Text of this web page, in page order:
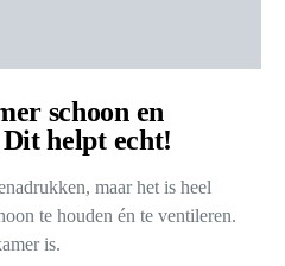
schoon en
helpt echt!
maar het is heel
te houden én te ventileren.
is.